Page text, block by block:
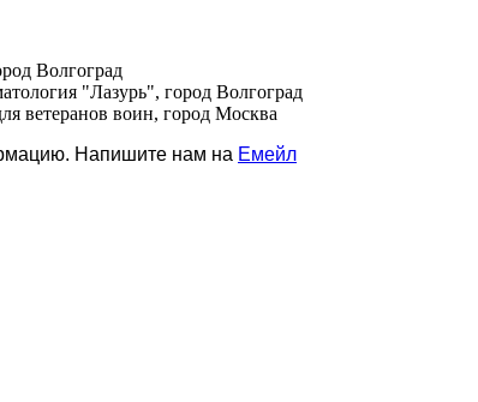
Волгоград
"Лазурь", город Волгоград
ветеранов воин, город Москва
Напишите нам на Емейл